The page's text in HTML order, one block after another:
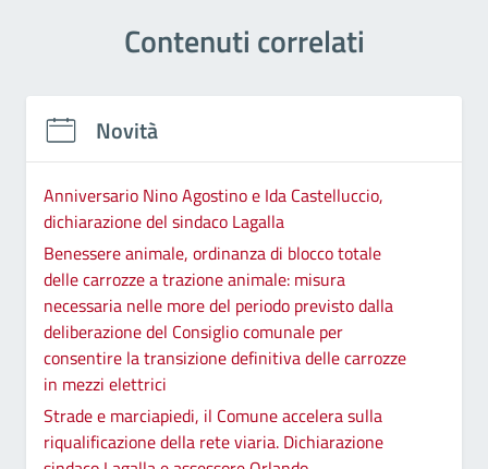
Contenuti correlati
Novità
Anniversario Nino Agostino e Ida Castelluccio,
dichiarazione del sindaco Lagalla
Benessere animale, ordinanza di blocco totale
delle carrozze a trazione animale: misura
necessaria nelle more del periodo previsto dalla
deliberazione del Consiglio comunale per
consentire la transizione definitiva delle carrozze
in mezzi elettrici
Strade e marciapiedi, il Comune accelera sulla
riqualificazione della rete viaria. Dichiarazione